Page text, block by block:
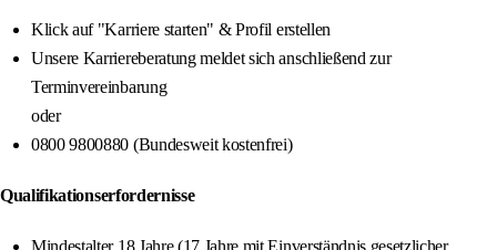
Klick auf "Karriere starten" & Profil erstellen
Unsere Karriereberatung meldet sich anschließend zur
Terminvereinbarung
oder
0800 9800880 (Bundesweit kostenfrei)
Qualifikationserfordernisse
Mindestalter 18 Jahre (17 Jahre mit Einverständnis gesetzlicher